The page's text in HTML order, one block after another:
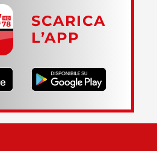
SCARICA
L’APP